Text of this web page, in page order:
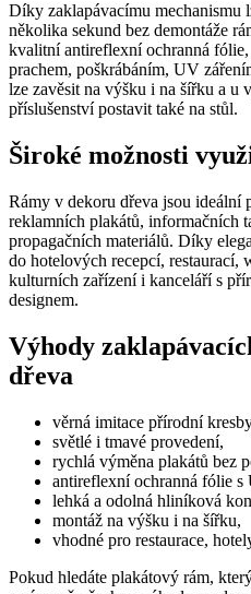
Díky zaklapávacímu mechanismu
několika sekund bez demontáže
kvalitní antireflexní ochranná
prachem, poškrábáním, UV
lze zavěsit na výšku i na šířku a u
příslušenství postavit také na stůl.
Široké možnosti
Rámy v dekoru dřeva jsou ideální
reklamních plakátů, informačních
propagačních materiálů. Díky
do hotelových recepcí, restaurací,
kulturních zařízení i kanceláří s
designem.
Výhody
dřeva
věrná imitace přírodní
světlé i tmavé provedení,
rychlá výměna plakátů bez
antireflexní ochranná fólie s
lehká a odolná hliníková
montáž na výšku i na šířku,
vhodné pro restaurace,
Pokud hledáte plakátový rám,